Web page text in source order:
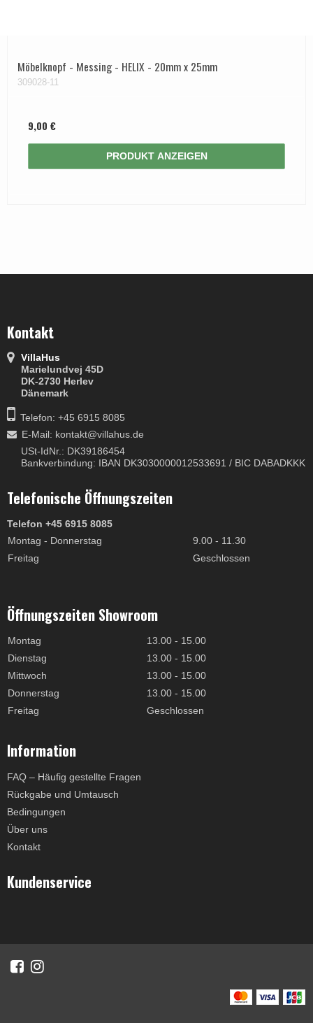
Möbelknopf - Messing - HELIX - 20mm x 25mm
309028-11
9,00 €
PRODUKT ANZEIGEN
Kontakt
VillaHus
Marielundvej 45D
DK-2730 Herlev
Dänemark
Telefon: +45 6915 8085
E-Mail: kontakt@villahus.de
USt-IdNr.: DK39186454
Bankverbindung: IBAN DK3030000012533691 / BIC DABADKKK
Telefonische Öffnungszeiten
Telefon +45 6915 8085
Montag - Donnerstag
9.00 - 11.30
Freitag
Geschlossen
Öffnungszeiten Showroom
Montag
13.00 - 15.00
Dienstag
13.00 - 15.00
Mittwoch
13.00 - 15.00
Donnerstag
13.00 - 15.00
Freitag
Geschlossen
Information
FAQ – Häufig gestellte Fragen
Rückgabe und Umtausch
Bedingungen
Über uns
Kontakt
Kundenservice